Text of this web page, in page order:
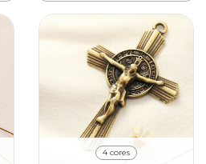
4 cores